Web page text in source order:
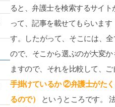
など思わず、一度相談をす
勝負にでてもいいと思いま
平栗弁護士に丸投げでよい
他の弁護士事務所もいくつ
したが、コネがない方は探
クが必要なので、事務所の
ではなくここに書かせて頂
皆様の参考になれば幸いで
ばGood ボタンを押して上
ると、弁護士を検索するサイ
って、記事を載せてもらいま
す。したがって、そこには、
ので、そこから選ぶのが大変か
ますので、それを比較して、
手掛けているか ②弁護士がた
るので）
というところです。